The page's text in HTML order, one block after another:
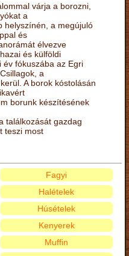
várja a borozni,
a
helyszínén, a megújuló
és
élvezve
és külföldi
év fókuszába az Egri
a
A borok kóstolásán
borunk készítésének
találkozását gazdag
teszi most
Fagyi
Halételek
Húsételek
Kenyerek
Muffin